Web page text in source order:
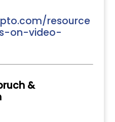
resource
on-video-
&